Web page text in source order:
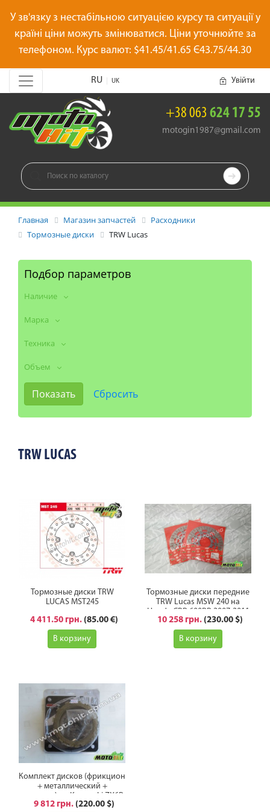
У зв'язку з нестабільною ситуацією курсу та ситуації у
країні ціни можуть змінюватися. Ціни уточнюйте за
телефоном. Курс валют: $41.45/41.65 Є43.75/44.30
RU UK Увійти
+38 063 624 17 55
motogin1987@gmail.com

Главная Магазин запчастей
Расходники
Тормозные диски
TRW Lucas
Подбор параметров
Наличие
Марка
Техника
Объем
TRW LUCAS
Тормозные диски TRW
LUCAS MST245
4 411.50 грн. (85.00 €)
В корзину
Тормозные диски передние
TRW Lucas MSW 240 на
Honda CBR 600RR 2007-2011
10 258 грн. (230.00 $)
В корзину
Комплект дисков (фрикцион
+ металлический +
пружины) на Kawasaki ZX6R
07-08 Lucas
9 812 грн. (220.00 $)